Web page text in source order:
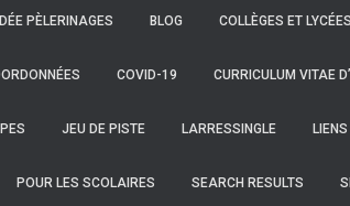
PÈLERINAGES BLOG COLLÈGES ET LYCÉES
COVID-19 CURRICULUM VITAE
JEU DE PISTE LARRESSINGLE
POUR LES SCOLAIRES SEARCH RESULTS